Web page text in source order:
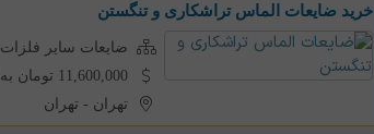
خرید ضایعات الماس تراشکاری و تنگستن
ضایعات سایر فلزات
11,600,000 تومان به ازای هر کیلو
تهران -تهران